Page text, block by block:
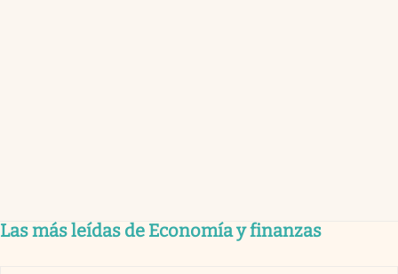
Las más leídas de Economía y finanzas